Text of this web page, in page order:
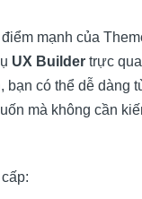
mạnh của
UX Builder trực
bạn có thể dễ dàng
mà không cần